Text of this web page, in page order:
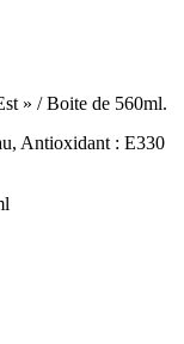
» / Boite de 560ml.
Antioxidant : E330